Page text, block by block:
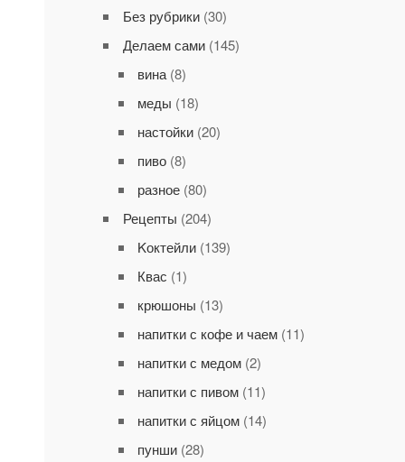
Без рубрики(30)
Делаем сами(145)
вина(8)
меды (18)
настойки(20)
пиво(8)
разное(80)
Рецепты (204)
Kоктейли(139)
Квас (1)
крюшоны (13)
напитки с кофе и чаем(11)
напитки с медом(2)
напитки с пивом(11)
напитки с яйцом(14)
пунши(28)